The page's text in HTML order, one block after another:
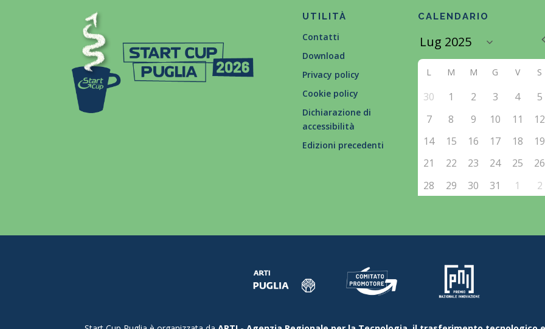
UTILITÀ
Contatti
Download
Privacy policy
Cookie policy
Dichiarazione di
accessibilità
Edizioni precedenti
CALENDARIO
L M M G V S
30 1 2 3 4
5
7
8 9 10 11
12
14
15 16 17 18
19
21
22 23 24 25
26
28
29 30 31 1 2